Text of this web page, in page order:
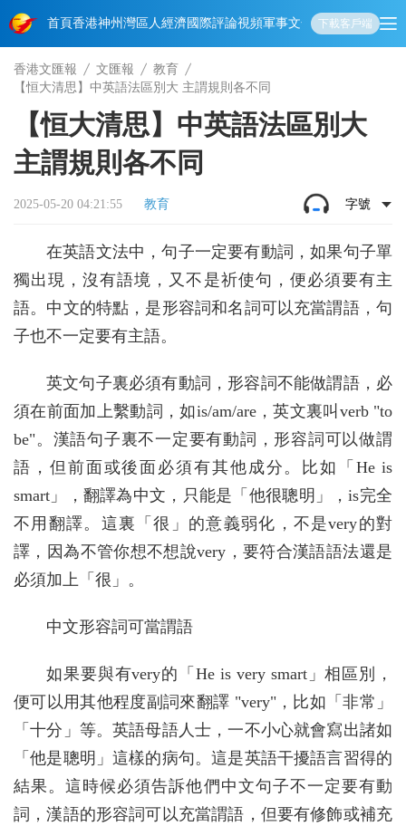
首頁香港神州 灣區人經濟國際評論視頻軍事文化 娛樂生活教育體
下載客戶端
香港文匯報 文匯報
教育
【恒大清思】中英語法區別大 主謂規則各不同
【恒大清思】中英語法區別大
主謂規則各不同
2025-05-20 04:21:55 教育 字號
在英語文法中，句子一定要有動詞，如果句子單
獨出現，沒有語境，又不是祈使句，便必須要有主
語。中文的特點，是形容詞和名詞可以充當謂語，句
子也不一定要有主語。
英文句子裏必須有動詞，形容詞不能做謂語，必
須在前面加上繫動詞，如is/am/are，英文裏叫verb "to
be"。漢語句子裏不一定要有動詞，形容詞可以做謂
語，但前面或後面必須有其他成分。比如「He is
smart」，翻譯為中文，只能是「他很聰明」，is完全
不用翻譯。這裏「很」的意義弱化，不是very的對
譯，因為不管你想不想說very，要符合漢語語法還是
必須加上「很」。
中文形容詞可當謂語
如果要與有very的「He is very smart」相區別，
便可以用其他程度副詞來翻譯 "very"，比如「非常」
「十分」等。英語母語人士，一不小心就會寫出諸如
「他是聰明」這樣的病句。這是英語干擾語言習得的
結果。這時候必須告訴他們中文句子不一定要有動
詞，漢語的形容詞可以充當謂語，但要有修飾或補充